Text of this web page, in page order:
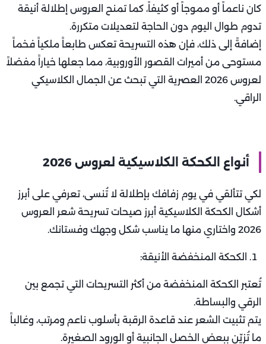
كان ناعماً أو مموجاً أو كثيفاً، كما تمنح العروس إطلالة أنيقة
تدوم طوال اليوم دون الحاجة لتعديلات متكررة.
إضافةً إلى ذلك، فإن هذه التسريحة تعكس طابعاً ملكياً فخماً
مستوحى من أميرات القصور الأوروبية، مما جعلها خياراً مفضلاً
لعروس 2026 العصرية التي تبحث عن الجمال الكلاسيكي
الراقي.
أنواع الكحكة الكلاسيكية لعروس 2026
لكي تتألقي في يوم زفافك بإطلالة لا تُنسى، تعرفي على أبرز
أشكال الكحكة الكلاسيكية أبرز صيحات تسريحة شعر العروس
2026 واختاري منها ما يناسب شكل وجهك وفستانك.
الكحكة المنخفضة الأنيقة:
تُعتبر الكحكة المنخفضة من أكثر التسريحات التي تجمع بين
الرقي والبساطة.
يتم تثبيت الشعر عند قاعدة الرقبة بأسلوب ناعم ومرتب، وغالباً
ما تُزيّن ببعض الخصل الجانبية أو الورود الصغيرة.